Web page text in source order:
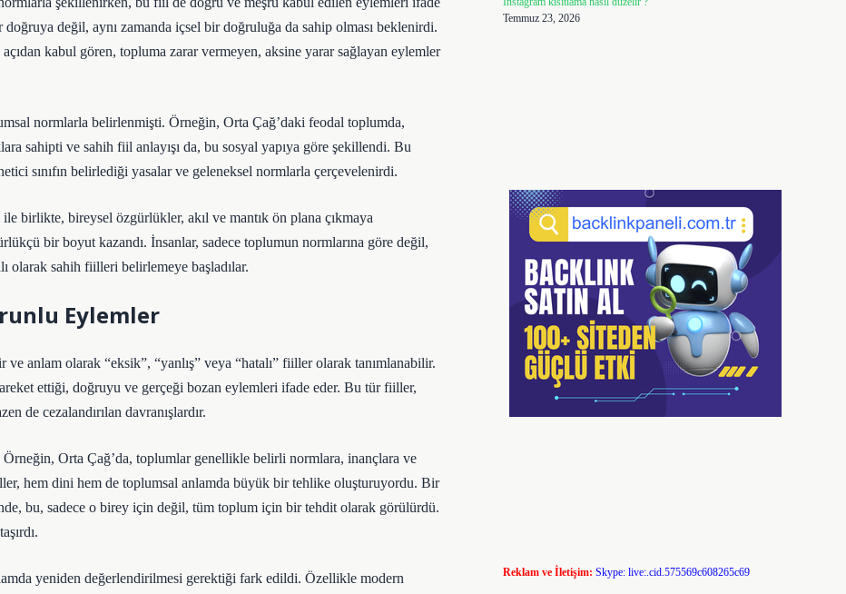
değil, aynı zamanda içsel bir doğruluğa da sahip olması beklenirdi.
kabul gören, topluma zarar vermeyen, aksine yarar sağlayan eylemler
normlarla belirlenmişti. Örneğin, Orta Çağ’daki feodal toplumda,
sahipti ve sahih fiil anlayışı da, bu sosyal yapıya göre şekillendi. Bu
sınıfın belirlediği yasalar ve geleneksel normlarla çerçevelenirdi.
birlikte, bireysel özgürlükler, akıl ve mantık ön plana çıkmaya
bir boyut kazandı. İnsanlar, sadece toplumun normlarına göre değil,
olarak sahih fiilleri belirlemeye başladılar.
Eylemler
anlam olarak “eksik”, “yanlış” veya “hatalı” fiiller olarak tanımlanabilir.
ettiği, doğruyu ve gerçeği bozan eylemleri ifade eder. Bu tür fiiller,
de cezalandırılan davranışlardır.
Orta Çağ’da, toplumlar genellikle belirli normlara, inançlara ve
hem dini hem de toplumsal anlamda büyük bir tehlike oluşturuyordu. Bir
bu, sadece o birey için değil, tüm toplum için bir tehdit olarak görülürdü.
yeniden değerlendirilmesi gerektiği fark edildi. Özellikle modern
Temmuz 23, 2026
Reklam ve İletişim: Skype: live:.cid.575569c608265c69